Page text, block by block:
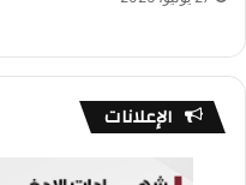
الإعلانات